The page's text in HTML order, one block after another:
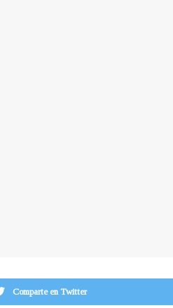
Comparte en Twitter